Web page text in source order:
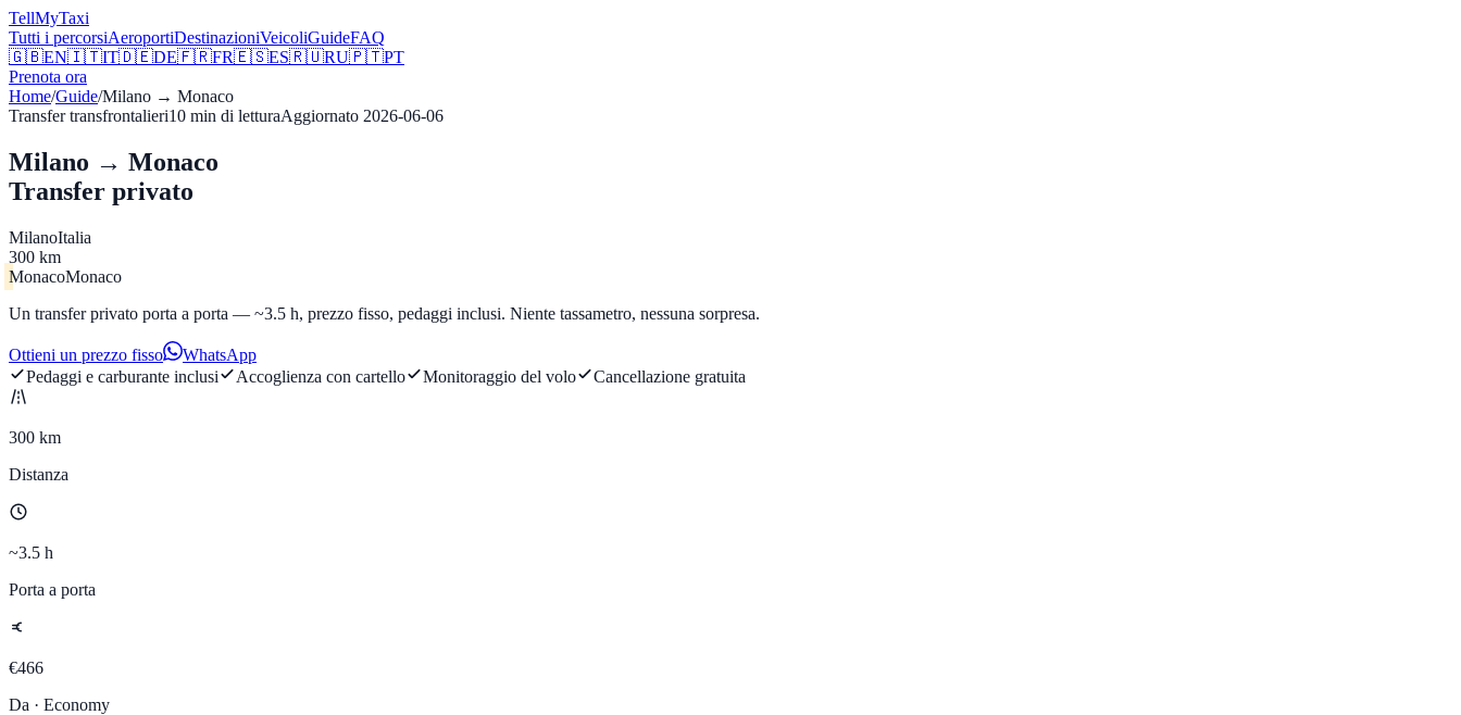
TellMyTaxi
Tutti i percorsiAeroportiDestinazioniVeicoliGuideFAQ
🇬🇧EN🇮🇹IT🇩🇪DE🇫🇷FR🇪🇸ES🇷🇺RU🇵🇹PT
Prenota ora
Home/Guide/Milano → Monaco
Transfer transfrontalieri10 min di letturaAggiornato 2026-06-06
Milano → Monaco
Transfer privato
MilanoItalia
300 km
MonacoMonaco
Un transfer privato porta a porta — ~3.5 h, prezzo fisso, pedaggi inclusi. Niente tassametro, nessuna sorpresa.
Ottieni un prezzo fisso
WhatsApp
Pedaggi e carburante inclusi
Accoglienza con cartello Monitoraggio del volo Cancellazione gratuita
300 km
Distanza
~3.5 h
Porta a porta
€466
Da · Economy